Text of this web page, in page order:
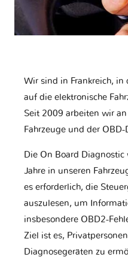
Wir sind in Frankreich, in
auf die elektronische
Seit 2009 arbeiten wir
Fahrzeuge und der
Die On Board
Jahre in unseren
es erforderlich, die
auszulesen, um
insbesondere OBD2-
Ziel ist es,
Diagnosegeräten zu